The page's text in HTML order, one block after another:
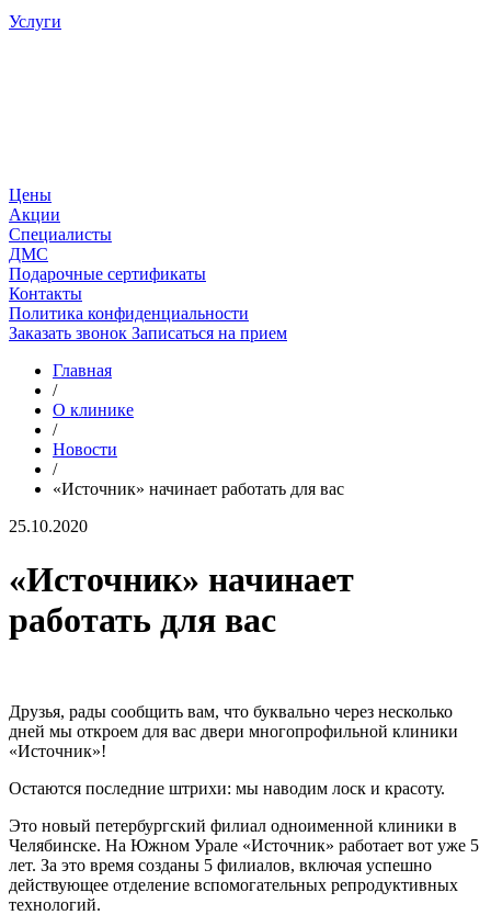
Услуги
Цены
Акции
Специалисты
ДМС
Подарочные сертификаты
Контакты
Политика конфиденциальности
Заказать звонок Записаться на прием
Главная
/
О клинике
/
Новости
/
«Источник» начинает работать для вас
25.10.2020
«Источник» начинает
работать для вас
Друзья, рады сообщить вам, что буквально через несколько
дней мы откроем для вас двери многопрофильной клиники
«Источник»!
Остаются последние штрихи: мы наводим лоск и красоту.
Это новый петербургский филиал одноименной клиники в
Челябинске. На Южном Урале «Источник» работает вот уже 5
лет. За это время созданы 5 филиалов, включая успешно
действующее отделение вспомогательных репродуктивных
технологий.